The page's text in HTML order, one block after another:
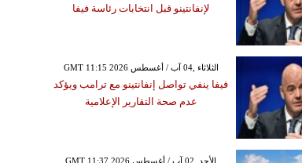
لإنفانتينو قبل انتخابات رئاسة فيفا
GMT 11:15 2026 الثلاثاء ,04 آب / أغسطس
فيفا ينفي تواصل إنفانتينو مع ترامب ويؤكد
عدم صحة التقارير الإعلامية
GMT 11:37 2026 الأحد ,02 آب / أغسطس